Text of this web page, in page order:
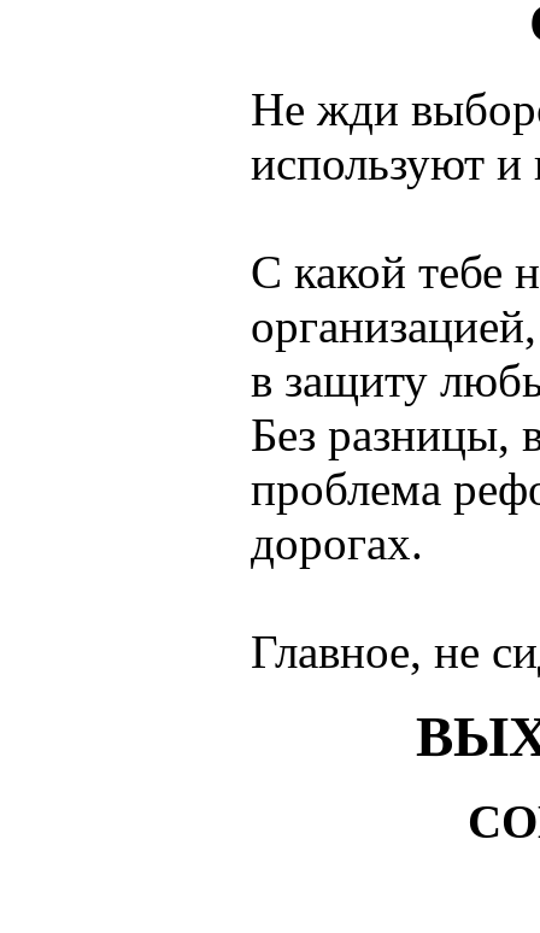
Не жди
используют и
С какой тебе
организацией,
в защиту
Без разницы,
проблема
дорогах.
Главное, не